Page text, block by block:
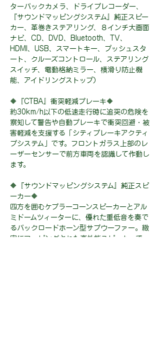
ターバックカメラ、ドライブレコーダー、
『サウンドマッピングシステム』純正スピー
カー、革巻きステアリング、８インチ大画面
ナビ、CD、DVD、Bluetooth、TV、
HDMI、USB、スマートキー、プッシュスタ
ート、クルーズコントロール、ステアリング
スイッチ、電動格納ミラー、横滑り防止機
能、アイドリングストップ）
🔶『CTBA』衝突軽減ブレーキ🔶
約30km/h以下の低速走行時に追突の危険を
察知して警告や自動ブレーキで衝突回避・被
害軽減を支援する「シティブレーキアクティ
ブシステム」です。フロントガラス上部のレ
ーザーセンサーで前方車両を認識して作動し
ます。
🔶『サウンドマッピングシステム』純正スピ
ーカー🔶
四方を囲むケブラーコーンスピーカーとアル
ミドームツィーターに、優れた重低音を奏で
るバックロードホーン型サブウーファー。緻
密にマッピングされた高性能スピーカーで